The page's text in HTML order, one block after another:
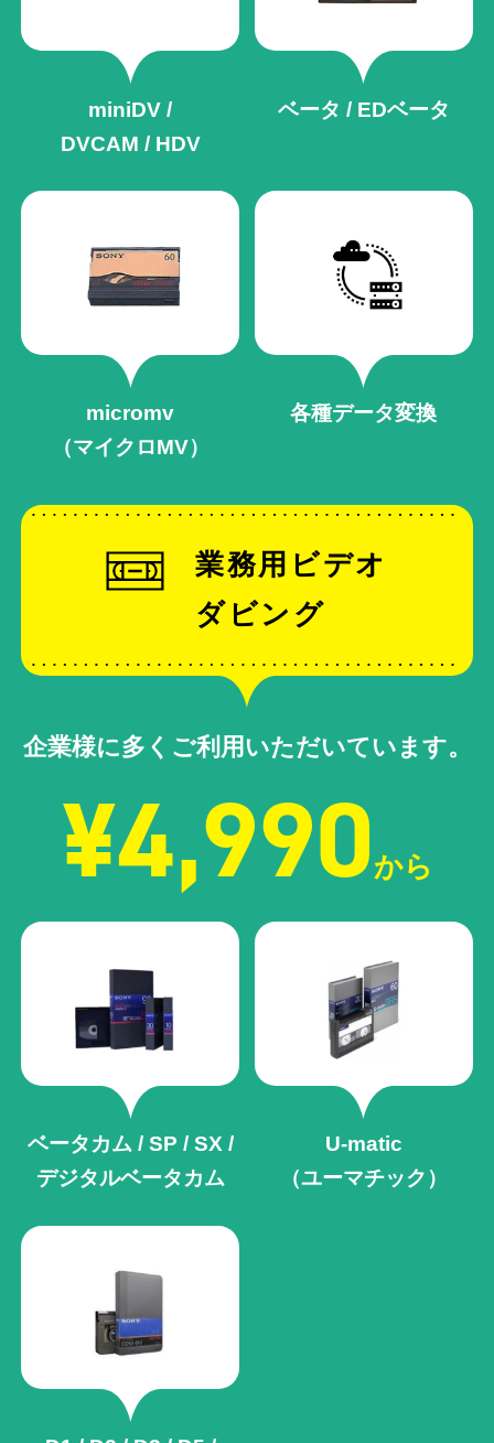
miniDV /
DVCAM / HDV
ベータ / EDベータ
micromv
（マイクロMV）
各種データ変換
業務用ビデオ
ダビング
企業様に多くご利用いただいています。
¥4,990から
ベータカム / SP / SX /
デジタルベータカム
U-matic
（ユーマチック）